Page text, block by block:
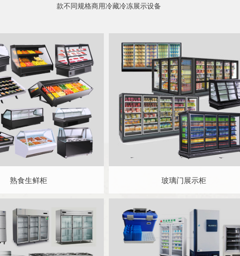
款不同规格商用冷藏冷冻展示设备
熟食生鲜柜 玻璃门展示柜